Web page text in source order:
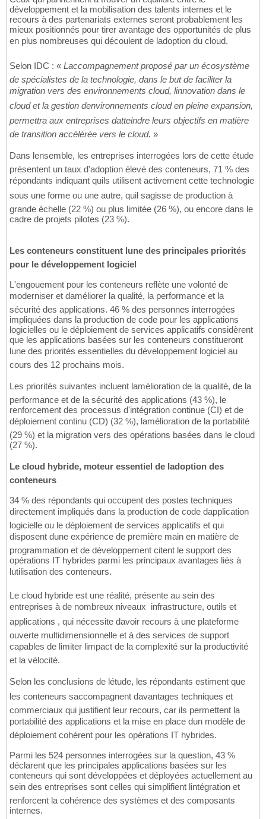
développement et la mobilisation des talents internes et le
recours à des partenariats externes seront probablement les
mieux positionnés pour tirer avantage des opportunités de plus
en plus nombreuses qui découlent de ladoption du cloud.
Selon IDC : « Laccompagnement proposé par un écosystème
de spécialistes de la technologie, dans le but de faciliter la
migration vers des environnements cloud, linnovation dans le
cloud et la gestion denvironnements cloud en pleine expansion,
permettra aux entreprises datteindre leurs objectifs en matière
de transition accélérée vers le cloud. »
Dans lensemble, les entreprises interrogées lors de cette étude
présentent un taux d'adoption élevé des conteneurs, 71 % des
répondants indiquant quils utilisent activement cette technologie
sous une forme ou une autre, quil sagisse de production à
grande échelle (22 %) ou plus limitée (26 %), ou encore dans le
cadre de projets pilotes (23 %).
Les conteneurs constituent lune des principales priorités
pour le développement logiciel
L'engouement pour les conteneurs reflète une volonté de
moderniser et daméliorer la qualité, la performance et la
sécurité des applications. 46 % des personnes interrogées
impliquées dans la production de code pour les applications
logicielles ou le déploiement de services applicatifs considèrent
que les applications basées sur les conteneurs constitueront
lune des priorités essentielles du développement logiciel au
cours des 12 prochains mois.
Les priorités suivantes incluent lamélioration de la qualité, de la
performance et de la sécurité des applications (43 %), le
renforcement des processus d'intégration continue (CI) et de
déploiement continu (CD) (32 %), lamélioration de la portabilité
(29 %) et la migration vers des opérations basées dans le cloud
(27 %).
Le cloud hybride, moteur essentiel de ladoption des
conteneurs
34 % des répondants qui occupent des postes techniques
directement impliqués dans la production de code dapplication
logicielle ou le déploiement de services applicatifs et qui
disposent dune expérience de première main en matière de
programmation et de développement citent le support des
opérations IT hybrides parmi les principaux avantages liés à
lutilisation des conteneurs.
Le cloud hybride est une réalité, présente au sein des
entreprises à de nombreux niveaux  infrastructure, outils et
applications , qui nécessite davoir recours à une plateforme
ouverte multidimensionnelle et à des services de support
capables de limiter limpact de la complexité sur la productivité
et la vélocité.
Selon les conclusions de létude, les répondants estiment que
les conteneurs saccompagnent davantages techniques et
commerciaux qui justifient leur recours, car ils permettent la
portabilité des applications et la mise en place dun modèle de
déploiement cohérent pour les opérations IT hybrides.
Parmi les 524 personnes interrogées sur la question, 43 %
déclarent que les principales applications basées sur les
conteneurs qui sont développées et déployées actuellement au
sein des entreprises sont celles qui simplifient lintégration et
renforcent la cohérence des systèmes et des composants
internes.